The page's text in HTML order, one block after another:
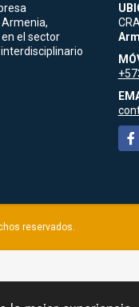
el sector
reservados.